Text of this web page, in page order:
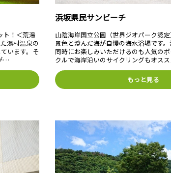
ト！＜荒湯
湯村温泉の
います。そ
…
浜坂県民サンビーチ
山陰海岸国立公園（世界ジオパーク認
景色と澄んだ海が自慢の海水浴場です
同時にお楽しみいただけるのも人気の
クルで海岸沿いのサイクリングもオス
もっと見る